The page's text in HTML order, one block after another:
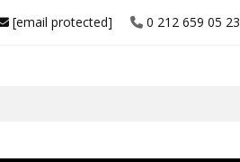
0 212 659 05 23
[email protected]